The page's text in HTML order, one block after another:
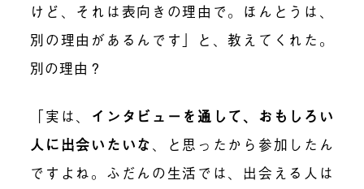
けど、それは表向きの理由で。ほんとうは、
別の理由があるんです」と、教えてくれた。
別の理由？
「実は、 インタビューを通して、おもしろい
人に出会いたいな、と思ったから参加したん
ですよね。ふだんの生活では、出会える人は